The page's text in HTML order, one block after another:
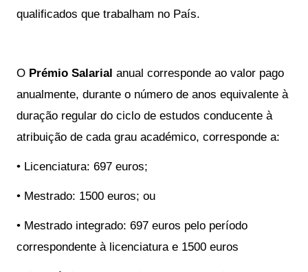
qualificados que trabalham no País.
O Prémio Salarial anual corresponde ao valor pago
anualmente, durante o número de anos equivalente à
duração regular do ciclo de estudos conducente à
atribuição de cada grau académico, corresponde a:
• Licenciatura: 697 euros;
• Mestrado: 1500 euros; ou
• Mestrado integrado: 697 euros pelo período
correspondente à licenciatura e 1500 euros